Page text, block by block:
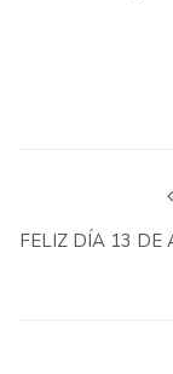
FELIZ DÍA 13 DE